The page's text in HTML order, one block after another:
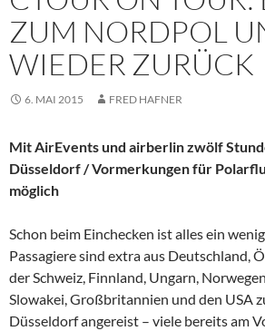
ZUM NORDPOL
WIEDER ZURÜCK
6. MAI 2015 FRED HAFNER
Mit AirEvents und airberlin zwölf
Düsseldorf / Vormerkungen für
möglich
Schon beim Einchecken ist alles ein
Passagiere sind extra aus Deutschland,
der Schweiz, Finnland, Ungarn,
Slowakei, Großbritannien und den USA
Düsseldorf angereist – viele bereits am